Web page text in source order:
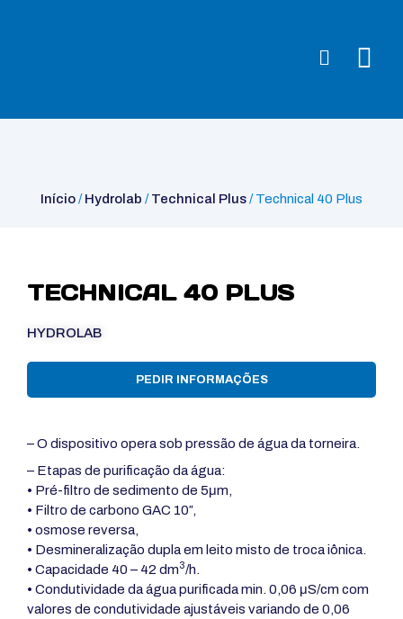
Início/Hydrolab /Technical Plus/ Technical 40 Plus
TECHNICAL 40 PLUS
HYDROLAB
PEDIR INFORMAÇÕES
– O dispositivo opera sob pressão de água da torneira.
– Etapas de purificação da água:
• Pré-filtro de sedimento de 5μm,
• Filtro de carbono GAC 10″,
• osmose reversa,
• Desmineralização dupla em leito misto de troca iônica.
• Capacidade 40 – 42 dm3/h.
• Condutividade da água purificada min. 0,06 μS/cm com
valores de condutividade ajustáveis variando de 0,06